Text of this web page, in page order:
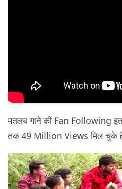
मतलब गाने की Fan Following
तक 49 Million Views मिल चुके